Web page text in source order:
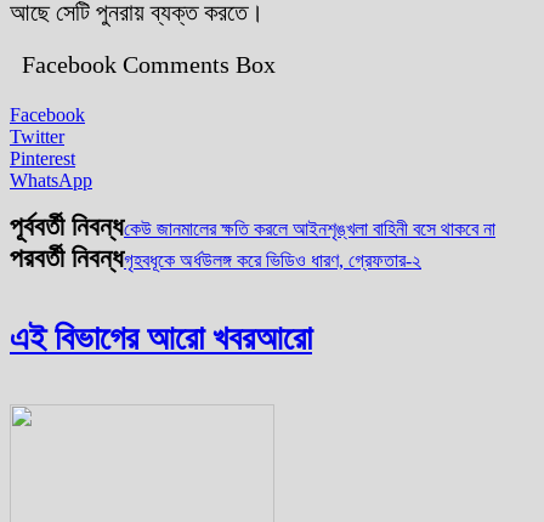
আছে সেটি পুনরায় ব্যক্ত করতে।
Facebook Comments Box
Facebook
Twitter
Pinterest
WhatsApp
পূর্ববর্তী নিবন্ধকেউ জানমালের ক্ষতি করলে আইনশৃঙ্খলা বাহিনী বসে থাকবে না
পরবর্তী নিবন্ধগৃহবধূকে অর্ধউলঙ্গ করে ভিডিও ধারণ, গ্রেফতার-২
এই বিভাগের আরো খবরআরো